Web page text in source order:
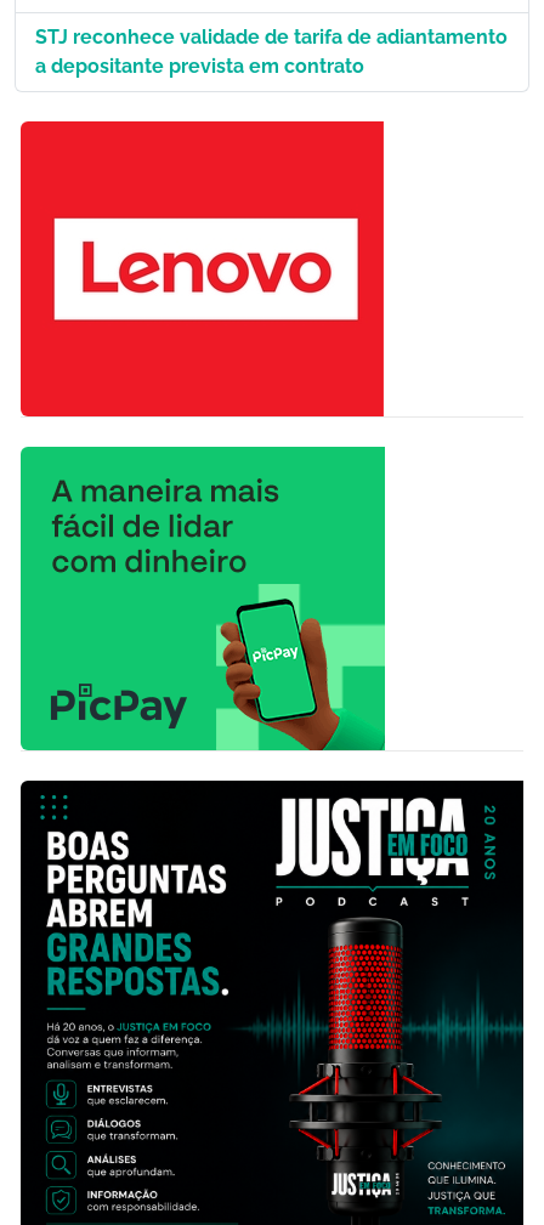
STJ reconhece validade de tarifa de adiantamento
a depositante prevista em contrato